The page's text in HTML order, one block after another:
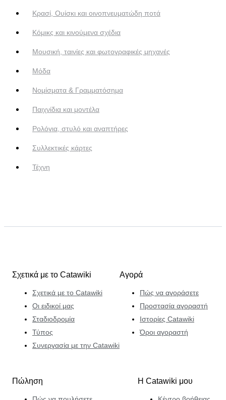
Κρασί, Ουίσκι και οινοπνευματώδη ποτά
Κόμικς και κινούμενα σχέδια
Μουσική, ταινίες και φωτογραφικές μηχανές
Μόδα
Νομίσματα & Γραμματόσημα
Παιχνίδια και μοντέλα
Ρολόγια, στυλό και αναπτήρες
Συλλεκτικές κάρτες
Τέχνη
Σχετικά με το Catawiki
Σχετικά με το Catawiki
Οι ειδικοί μας
Σταδιοδρομία
Τύπος
Συνεργασία με την Catawiki
Αγορά
Πώς να αγοράσετε
Προστασία αγοραστή
Ιστορίες Catawiki
Όροι αγοραστή
Πώληση Η Catawiki μου